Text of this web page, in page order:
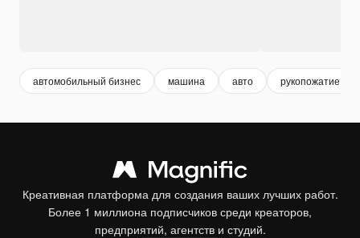
автомобильный бизнес машина авто рукопожатие
Креативная платформа для создания ваших лучших работ.
Более 1 миллиона подписчиков среди креаторов,
предприятий, агентств и студий.